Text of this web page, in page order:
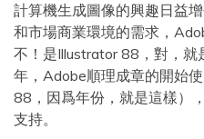
計算機生成圖像的興趣日益
和市場商業環境的需求，
不！是Illustrator 88，對，
年，Adobe順理成章的開始
88，因爲年份，就是這樣）
支持。